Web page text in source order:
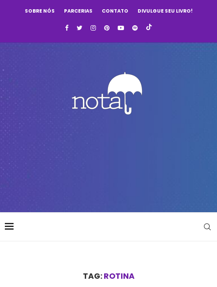
SOBRE NÓS PARCERIAS CONTATO DIVULGUE SEU LIVRO!
TAG:ROTINA